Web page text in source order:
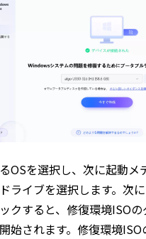
OSを選択し、次に起動メ
ライブを選択します。次に
クすると、修復環境ISOの
始されます。修復環境ISO